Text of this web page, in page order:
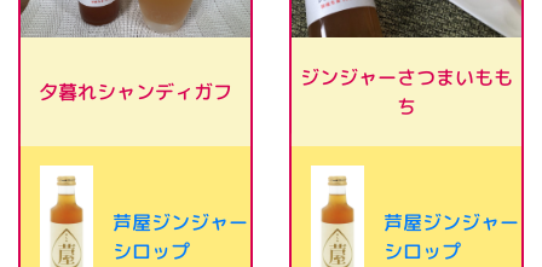
夕暮れシャンディガフ
芦屋ジンジャー
シロップ
ジンジャーさつまいもも
ち
芦屋ジンジャー
シロップ